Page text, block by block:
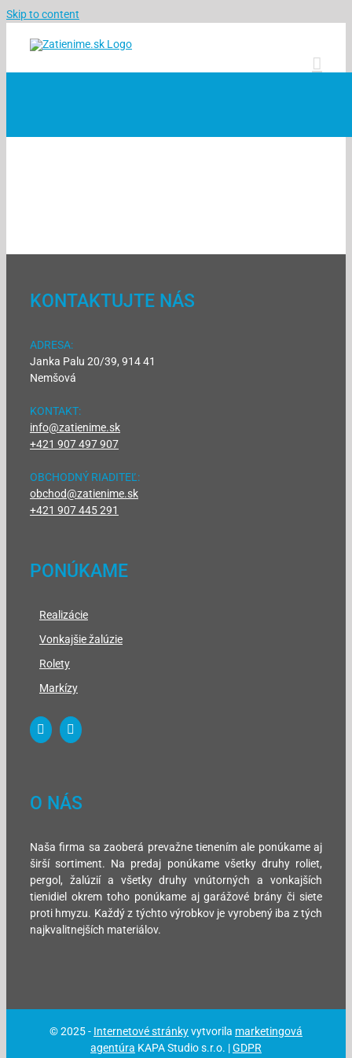
Skip to content
KONTAKTUJTE NÁS
ADRESA:
Janka Palu 20/39, 914 41
Nemšová
KONTAKT:
info@zatienime.sk
+421 907 497 907
OBCHODNÝ RIADITEĽ:
obchod@zatienime.sk
+421 907 445 291
PONÚKAME
Realizácie
Vonkajšie žalúzie
Rolety
Markízy
O NÁS
Naša firma sa zaoberá prevažne tienením ale ponúkame aj
širší sortiment. Na predaj ponúkame všetky druhy roliet,
pergol, žalúzií a všetky druhy vnútorných a vonkajších
tienidiel okrem toho ponúkame aj garážové brány či siete
proti hmyzu. Každý z týchto výrobkov je vyrobený iba z tých
najkvalitnejších materiálov.
© 2025 - Internetové stránkyvytvorila marketingová
agentúra KAPA Studio s.r.o. |GDPR